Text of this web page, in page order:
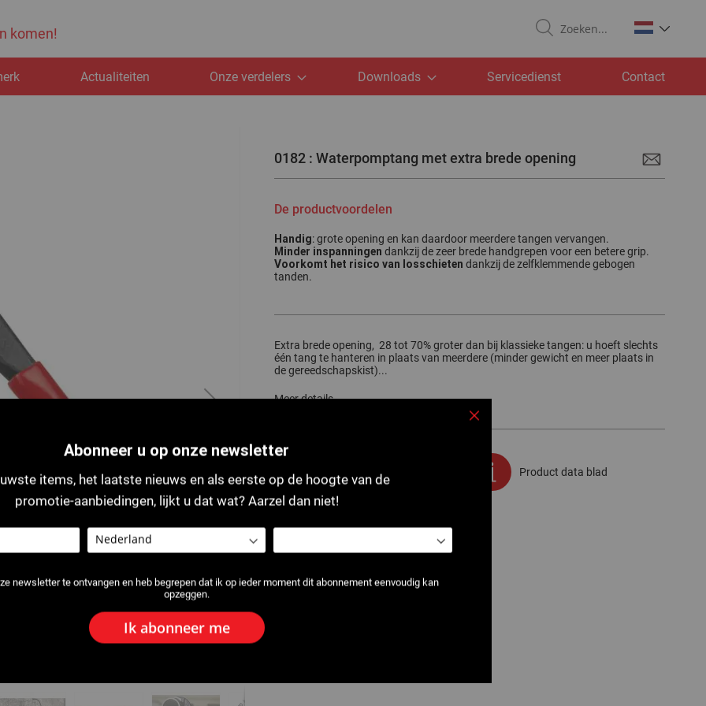
komen!
Actualiteiten Onze verdelers Downloads Servicedienst Contact
0182 : Waterpomptang met extra brede opening
De productvoordelen
Handig: grote opening en kan daardoor meerdere tangen vervangen.
Minder inspanningen dankzij de zeer brede handgrepen voor een betere grip.
Voorkomt het risico van losschieten dankzij de zelfklemmende gebogen
tanden.
Extra brede opening, 28 tot 70% groter dan bij klassieke tangen: u hoeft slechts
één tang te hanteren in plaats van meerdere (minder gewicht en meer plaats in
de gereedschapskist)...
Meer details
De fiche printen Product data blad
Sluiten
Abonneer u op onze newsletter
items, het laatste nieuws en als eerste op de hoogte van de
promotie-aanbiedingen, lijkt u dat wat? Aarzel dan niet!
newsletter te ontvangen en heb begrepen dat ik op ieder moment dit abonnement eenvoudig kan
opzeggen.
Ik abonneer me